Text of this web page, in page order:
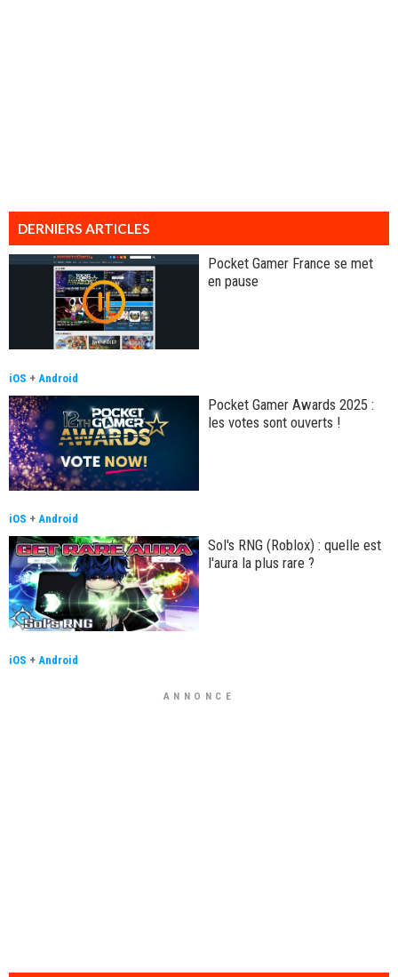
DERNIERS ARTICLES
Pocket Gamer France se met
en pause
iOS + Android
Pocket Gamer Awards 2025 :
les votes sont ouverts !
iOS + Android
Sol's RNG (Roblox) : quelle est
l'aura la plus rare ?
iOS + Android
ANNONCE